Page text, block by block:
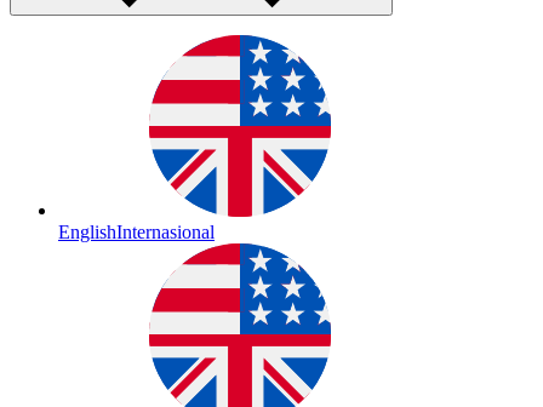
EnglishInternasional